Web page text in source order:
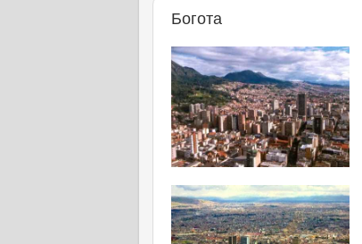
Богота